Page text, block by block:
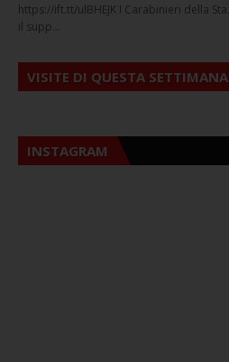
https://ift.tt/ulBHEJK I Carabinieri della
il supp…
VISITE DI QUESTA SETTIMANA
INSTAGRAM